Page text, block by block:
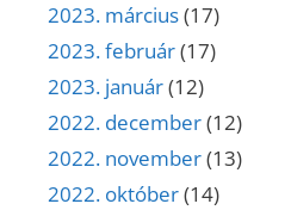
2023. március(17)
2023. február(17)
2023. január(12)
2022. december(12)
2022. november(13)
2022. október(14)